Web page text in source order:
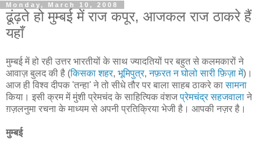
Monday, March 10, 2008
ढूंढ़ते हो मुम्बई में राज कपूर, आजकल राज ठाकरे हैं
यहाँ
मुम्बई में हो रही उत्तर भारतीयों के साथ ज्यादतियों पर बहुत से कलमकारों ने
आवाज़ बुलद की है (किसका शहर, भूमिपुत्र,नफ़रत न घोलो सारी फ़िज़ा में)।
आज ही विश्व दीपक 'तन्हा' ने तो सीधे तौर पर बाला साहब ठाकरे कासामना
किया। इसी क्रम में मुंशी प्रेमचंद के साहित्यिक वंशजप्रेमचंद्र सहजवाला ने
ग़ज़लनुमा रचना के माध्यम से अपनी प्रतिक्रिया भेजी है। आपकी नज़र है।
मुम्बई